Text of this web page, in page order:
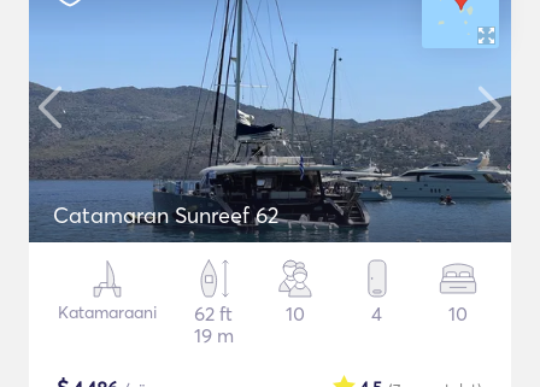
Catamaran Sunreef 62
Katamaraani
62 ft
19 m
10 4 10